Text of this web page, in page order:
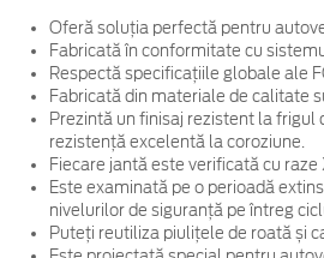
Oferă soluția perfectă pentru
Fabricată în conformitate cu
Respectă specificațiile globale ale
Fabricată din materiale de calitate
Prezintă un finisaj rezistent la
rezistență excelentă la coroziune.
Fiecare jantă este verificată cu
Este examinată pe o perioadă
nivelurilor de siguranță pe întreg
Puteți reutiliza piulițele de roată și